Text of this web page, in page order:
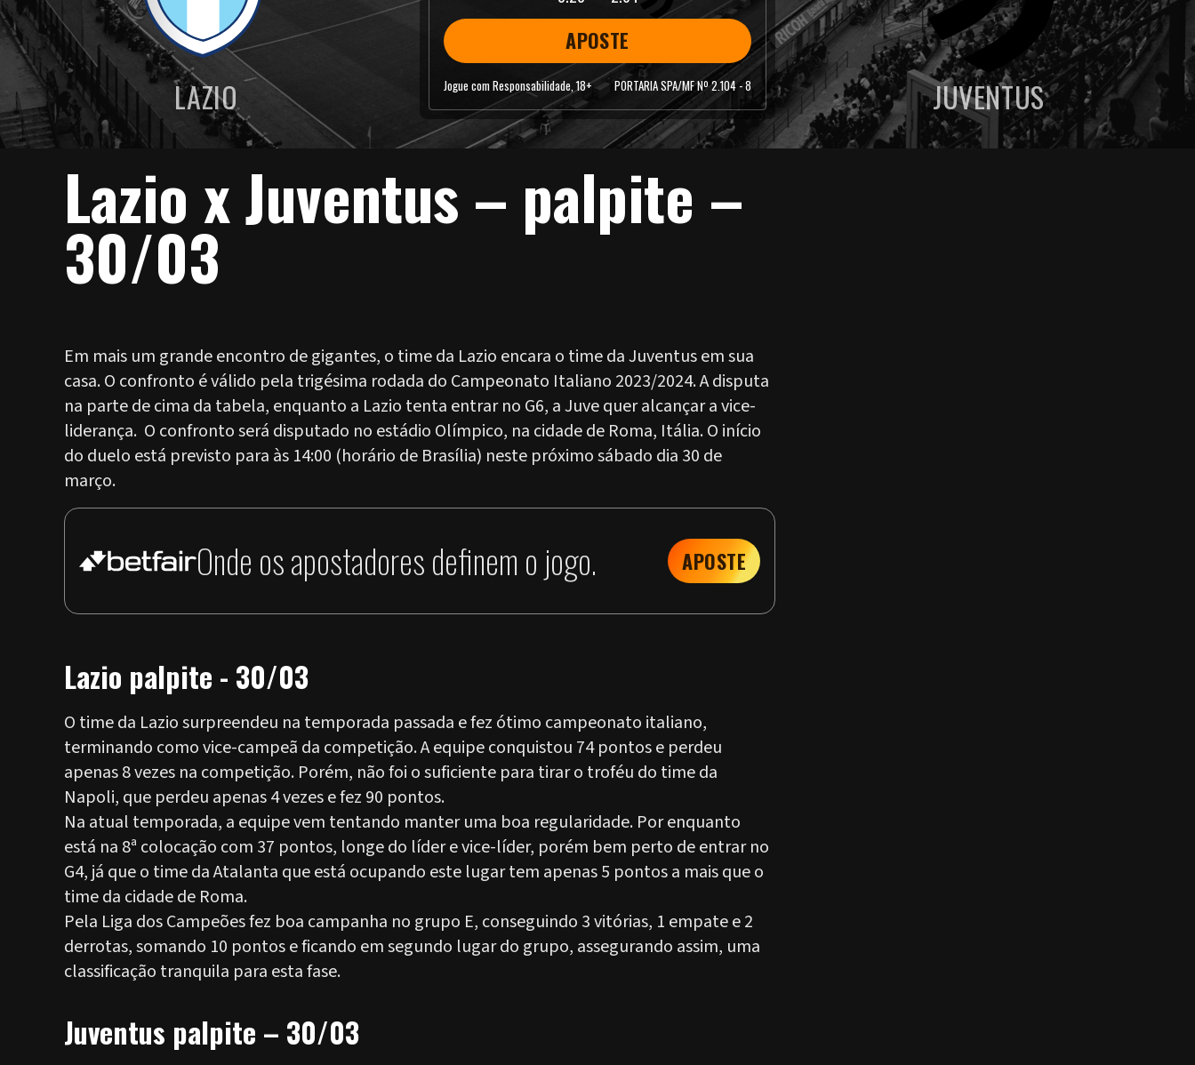
LAZIO
APOSTE
Jogue com Responsabilidade, 18+ PORTARIA SPA/MF Nº 2.104 - 8 JUVENTUS
Lazio x Juventus – palpite –
30/03
Em mais um grande encontro de gigantes, o time da Lazio encara o time da Juventus em sua
casa. O confronto é válido pela trigésima rodada do Campeonato Italiano 2023/2024. A disputa
na parte de cima da tabela, enquanto a Lazio tenta entrar no G6, a Juve quer alcançar a vice-
liderança. O confronto será disputado no estádio Olímpico, na cidade de Roma, Itália. O início
do duelo está previsto para às 14:00 (horário de Brasília) neste próximo sábado dia 30 de
março.
Onde os apostadores definem o jogo. APOSTE
Lazio palpite - 30/03
O time da Lazio surpreendeu na temporada passada e fez ótimo campeonato italiano,
terminando como vice-campeã da competição. A equipe conquistou 74 pontos e perdeu
apenas 8 vezes na competição. Porém, não foi o suficiente para tirar o troféu do time da
Napoli, que perdeu apenas 4 vezes e fez 90 pontos.
Na atual temporada, a equipe vem tentando manter uma boa regularidade. Por enquanto
está na 8ª colocação com 37 pontos, longe do líder e vice-líder, porém bem perto de entrar no
G4, já que o time da Atalanta que está ocupando este lugar tem apenas 5 pontos a mais que o
time da cidade de Roma.
Pela Liga dos Campeões fez boa campanha no grupo E, conseguindo 3 vitórias, 1 empate e 2
derrotas, somando 10 pontos e ficando em segundo lugar do grupo, assegurando assim, uma
classificação tranquila para esta fase.
Juventus palpite – 30/03